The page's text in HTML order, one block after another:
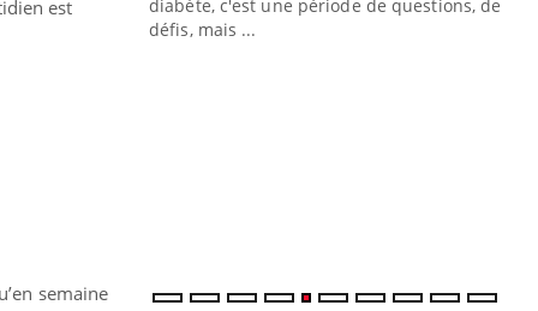
est
semaine